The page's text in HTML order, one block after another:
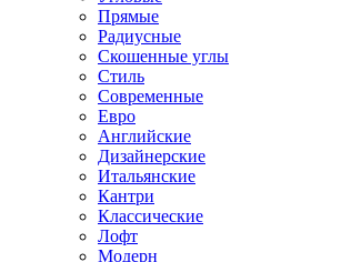
Прямые
Радиусные
Скошенные углы
Стиль
Современные
Евро
Английские
Дизайнерские
Итальянские
Кантри
Классические
Лофт
Модерн